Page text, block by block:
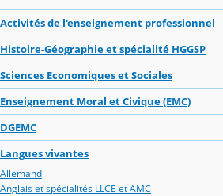
Activités de l'enseignement professionnel
Histoire-Géographie et spécialité HGGSP
Sciences Economiques et Sociales
Enseignement Moral et Civique (EMC)
DGEMC
Langues vivantes
Allemand
Anglais et spécialités LLCE et AMC